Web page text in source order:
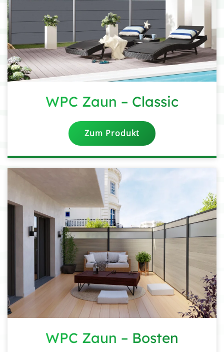
WPC Zaun – Classic
Zum Produkt
WPC Zaun – Bosten